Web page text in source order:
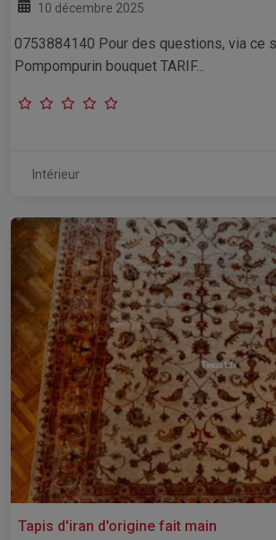
10 décembre 2025
0753884140 Pour des questions, via ce
Pompompurin bouquet TARIF...
Intérieur
Tapis d'iran d'origine fait main